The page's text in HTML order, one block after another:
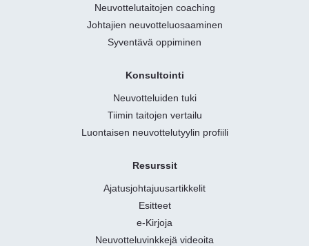
Neuvottelutaitojen coaching
Johtajien neuvotteluosaaminen
Syventävä oppiminen
Konsultointi
Neuvotteluiden tuki
Tiimin taitojen vertailu
Luontaisen neuvottelutyylin profiili
Resurssit
Ajatusjohtajuusartikkelit
Esitteet
e-Kirjoja
Neuvotteluvinkkejä videoita